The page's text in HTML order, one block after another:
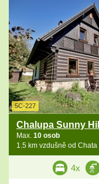
5C-227
Chalupa Sunny
Max. 10 osob
1.5 km vzdušně od
4x